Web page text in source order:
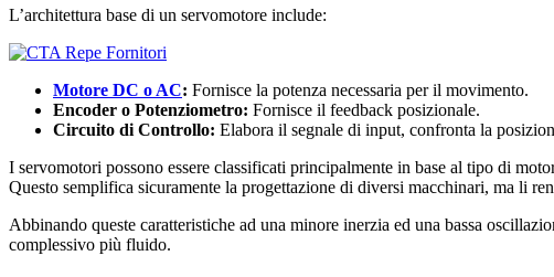
L’architettura base di un servomotore include:
Motore DC o AC: Fornisce la potenza necessaria per il movimento.
Encoder o Potenziometro: Fornisce il feedback posizionale.
Circuito di Controllo: Elabora il segnale di input, confronta la
I servomotori possono essere classificati principalmente in base al tipo di
Questo semplifica sicuramente la progettazione di diversi macchinari, ma li
Abbinando queste caratteristiche ad una minore inerzia ed una bassa
complessivo più fluido.